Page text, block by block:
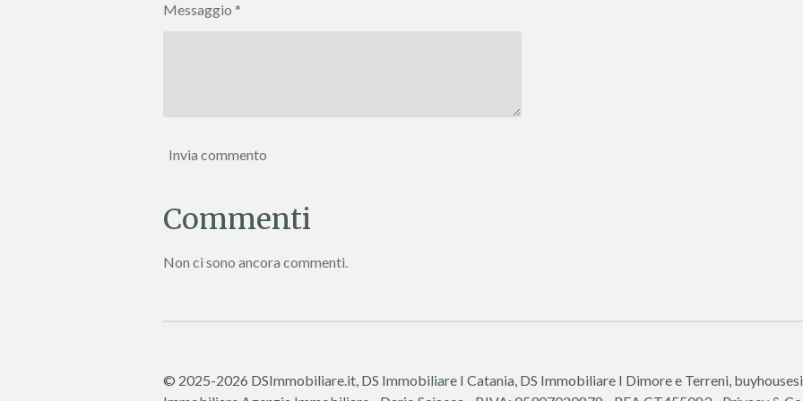
Messaggio *
Invia commento
Commenti
Non ci sono ancora commenti.
© 2025-2026 DSImmobiliare.it, DS Immobiliare I Catania, DS Immobiliare I Dimore e Terreni,